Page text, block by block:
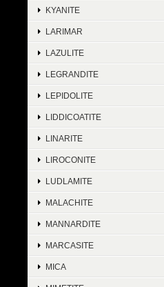
KYANITE
LARIMAR
LAZULITE
LEGRANDITE
LEPIDOLITE
LIDDICOATITE
LINARITE
LIROCONITE
LUDLAMITE
MALACHITE
MANNARDITE
MARCASITE
MICA